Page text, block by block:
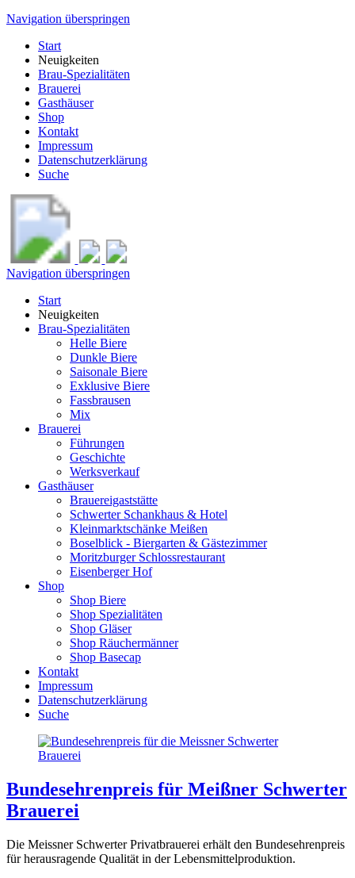
Navigation überspringen
Start
Neuigkeiten
Brau-Spezialitäten
Brauerei
Gasthäuser
Shop
Kontakt
Impressum
Datenschutzerklärung
Suche
Navigation überspringen
Start
Neuigkeiten
Brau-Spezialitäten
Helle Biere
Dunkle Biere
Saisonale Biere
Exklusive Biere
Fassbrausen
Mix
Brauerei
Führungen
Geschichte
Werksverkauf
Gasthäuser
Brauereigaststätte
Schwerter Schankhaus & Hotel
Kleinmarktschänke Meißen
Boselblick - Biergarten & Gästezimmer
Moritzburger Schlossrestaurant
Eisenberger Hof
Shop
Shop Biere
Shop Spezialitäten
Shop Gläser
Shop Räuchermänner
Shop Basecap
Kontakt
Impressum
Datenschutzerklärung
Suche
Bundesehrenpreis für Meißner Schwerter
Brauerei
Die Meissner Schwerter Privatbrauerei erhält den Bundesehrenpreis
für herausragende Qualität in der Lebensmittelproduktion.